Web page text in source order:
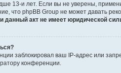
13-и лет. Если вы не уверены,
что phpBB Group не может давать
данный акт не имеет юридической
заблокировал ваш IP-адрес или
конференции.